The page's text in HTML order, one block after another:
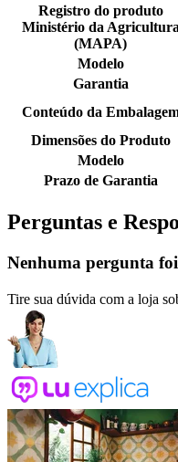
Registro do produto
Ministério da
(MAPA)
Modelo
Garantia
Conteúdo da
Dimensões do Produto
Modelo
Prazo de Garantia
Perguntas e
Nenhuma pergunta
Tire sua dúvida com a loja